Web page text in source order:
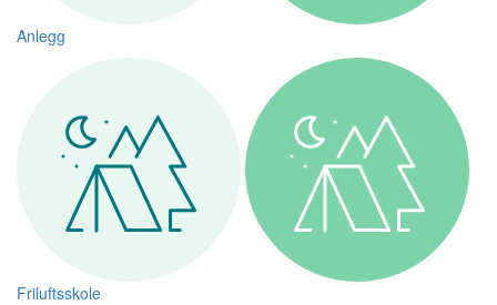
Anlegg
Friluftsskole